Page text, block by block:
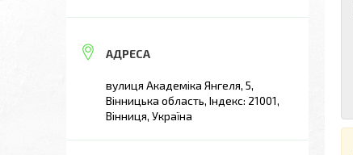
вулиця Академіка Янгеля, 5,
Вінницька область, Індекс: 21001,
Вінниця, Україна